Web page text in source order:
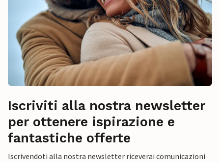
Iscriviti alla nostra newsletter
per ottenere ispirazione e
fantastiche offerte
Iscrivendoti alla nostra newsletter riceverai comunicazioni